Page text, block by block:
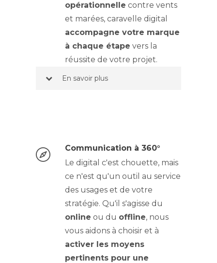
opérationnelle contre vents
et marées, caravelle digital
accompagne votre marque
à chaque étape vers la
réussite de votre projet.
En savoir plus
Communication à 360°
Le digital c'est chouette, mais
ce n'est qu'un outil au service
des usages et de votre
stratégie. Qu'il s'agisse du
online ou du offline, nous
vous aidons à choisir et à
activer les moyens
pertinents pour une